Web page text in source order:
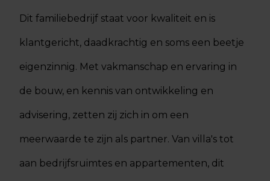
Dit familiebedrijf staat voor kwaliteit en is
klantgericht, daadkrachtig en soms een beetje
eigenzinnig. Met vakmanschap en ervaring in
de bouw, en kennis van ontwikkeling en
advisering, zetten zij zich in om een
meerwaarde te zijn als partner. Van villa's tot
aan bedrijfsruimtes en appartementen, dit